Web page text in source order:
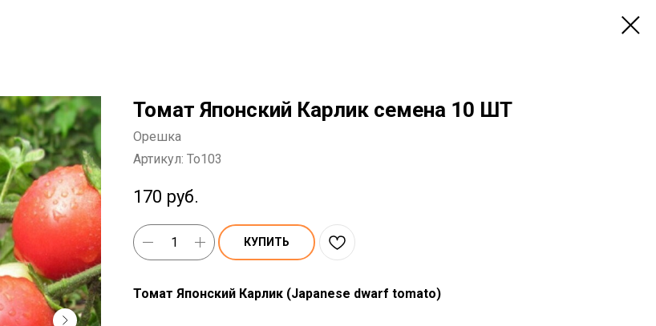
Томат Японский Карлик семена 10 ШТ
Орешка
Артикул: To103
170 руб.
КУПИТЬ
Томат Японский Карлик (Japanese dwarf tomato)